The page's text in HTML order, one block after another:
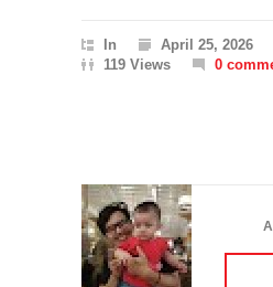
In April 25, 2026
119 Views
0